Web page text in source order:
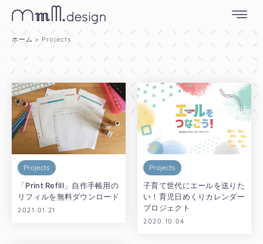
ホーム Projects
Projects
「Print Refill」自作手帳用の
リフィルを無料ダウンロード
2021.01.21
Projects
子育て世代にエールを送りた
い！育児日めくりカレンダー
プロジェクト
2020.10.04